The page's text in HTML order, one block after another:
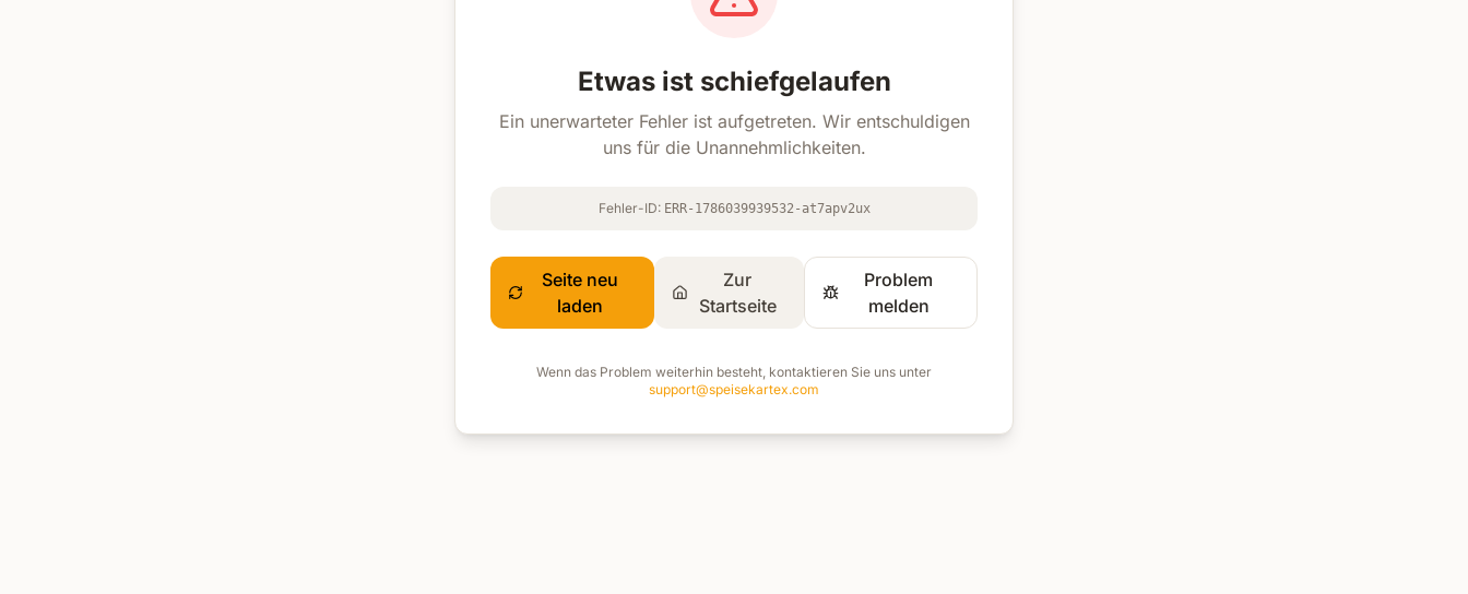
Etwas ist schiefgelaufen
Ein unerwarteter Fehler ist aufgetreten. Wir entschuldigen
uns für die Unannehmlichkeiten.
Fehler-ID: ERR-1786039939532-at7apv2ux
Seite neu
laden
Zur
Startseite
Problem
melden
Wenn das Problem weiterhin besteht, kontaktieren Sie uns unter
support@speisekartex.com